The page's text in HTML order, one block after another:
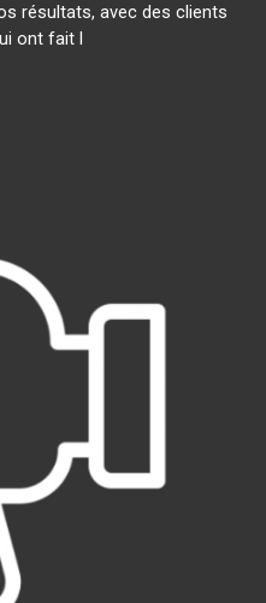
résultats, avec des clients
ont fait l